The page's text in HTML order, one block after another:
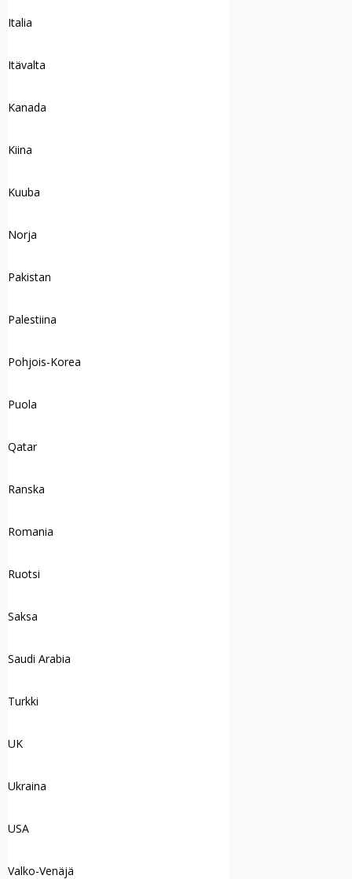
Italia
Itävalta
Kanada
Kiina
Kuuba
Norja
Pakistan
Palestiina
Pohjois-Korea
Puola
Qatar
Ranska
Romania
Ruotsi
Saksa
Saudi Arabia
Turkki
UK
Ukraina
USA
Valko-Venäjä